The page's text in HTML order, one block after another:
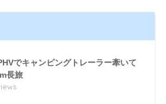
でキャンピングトレーラー牽いて
長旅